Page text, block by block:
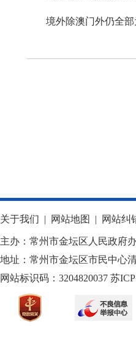
境外除澳门外仍全部
关于我们 | 网站地图 | 网站纠
主办：常州市金坛区人民政府
地址：常州市金坛区市民中心
网站标识码：3204820037 苏